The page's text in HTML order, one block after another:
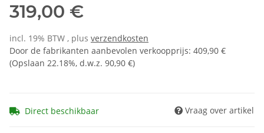
319,00 €
incl. 19% BTW , plus verzendkosten
Door de fabrikanten aanbevolen verkoopprijs: 409,90 €
(Opslaan 22.18%, d.w.z. 90,90 €)
Direct beschikbaar Vraag over artikel